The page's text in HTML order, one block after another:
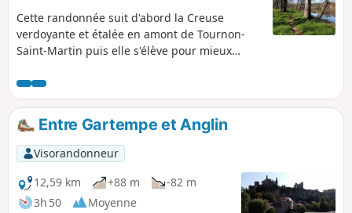
Cette randonnée suit d'abord la Creuse
verdoyante et étalée en amont de Tournon-
Saint-Martin puis elle s'élève pour mieux
routes mènent à Sançais au bâti remarquable.
Puis c'est la découverte de la sauvage vallée
du Suin, dominée par l'imposante bâtisse de
la Maison Neuve. Le retour sur le bourg offre
de jolis panoramas.
Entre Gartempe et Anglin
Visorandonneur
12,59 km
+88 m
-82 m
3h 50
Moyenne